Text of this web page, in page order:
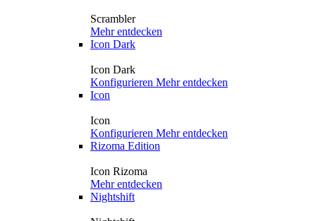
Scrambler
Mehr entdecken
Icon Dark
Icon Dark
Konfigurieren Mehr entdecken
Icon
Icon
Konfigurieren Mehr entdecken
Rizoma Edition
Icon Rizoma
Mehr entdecken
Nightshift